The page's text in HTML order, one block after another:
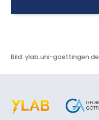
Bild: ylab.uni-goettingen.de